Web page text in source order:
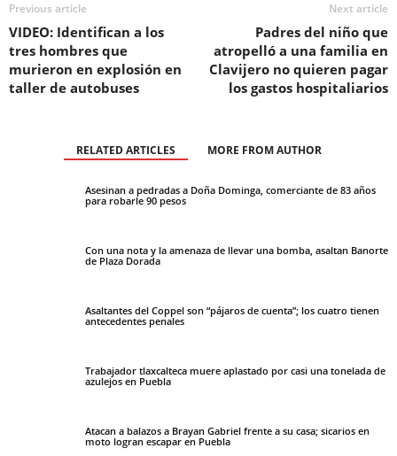
Previous article
VIDEO: Identifican a los
tres hombres que
murieron en explosión en
taller de autobuses
Next article
Padres del niño que
atropelló a una familia en
Clavijero no quieren pagar
los gastos hospitaliarios
RELATED ARTICLES MORE FROM AUTHOR
Asesinan a pedradas a Doña Dominga, comerciante de 83 años
para robarle 90 pesos
Con una nota y la amenaza de llevar una bomba, asaltan Banorte
de Plaza Dorada
Asaltantes del Coppel son “pájaros de cuenta”; los cuatro tienen
antecedentes penales
Trabajador tlaxcalteca muere aplastado por casi una tonelada de
azulejos en Puebla
Atacan a balazos a Brayan Gabriel frente a su casa; sicarios en
moto logran escapar en Puebla